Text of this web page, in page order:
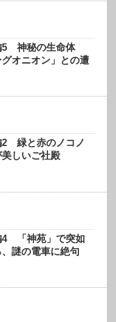
5 神秘の生命体
グオニオン」との遭
2 緑と赤のノコノ
しいご社殿
4 「神苑」で突如
謎の電車に絶句